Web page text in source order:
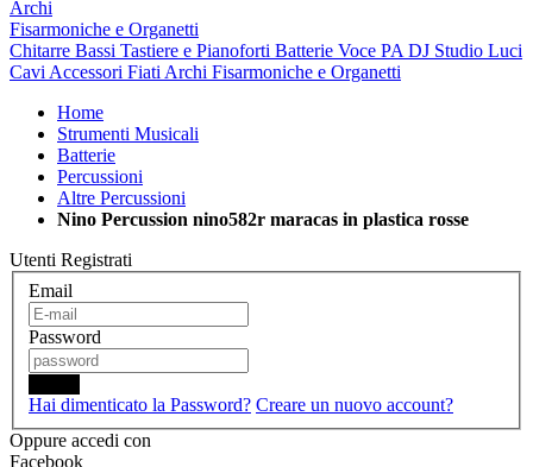
Archi
Fisarmoniche e Organetti
Chitarre Bassi Tastiere e Pianoforti Batterie Voce PA DJ Studio Luci
Cavi Accessori Fiati Archi Fisarmoniche e Organetti
Home
Strumenti Musicali
Batterie
Percussioni
Altre Percussioni
Nino Percussion nino582r maracas in plastica rosse
Utenti Registrati
Email
Password
Hai dimenticato la Password? Creare un nuovo account?
Oppure accedi con
Facebook